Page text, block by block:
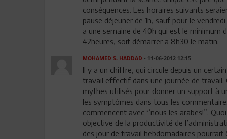
conséquences. Les horaires suivants
pause déjeuner de 1h, sauf pour le
a une semaine de 40h qui est le minimum
42heures, soit démarrer a 8h30 le matin.
MOHAMED S. HADDAD - 11-06-2012 12:15
Il y a un chiffre, qui circule depuis un
travail effectif dans une journée de
mythes utilisés pour donner un support à
les symptômes dans tous les
commencent avec ‘’nous les arabes!’’.
objective de la productivité de
des jour de travail hebdomadaires